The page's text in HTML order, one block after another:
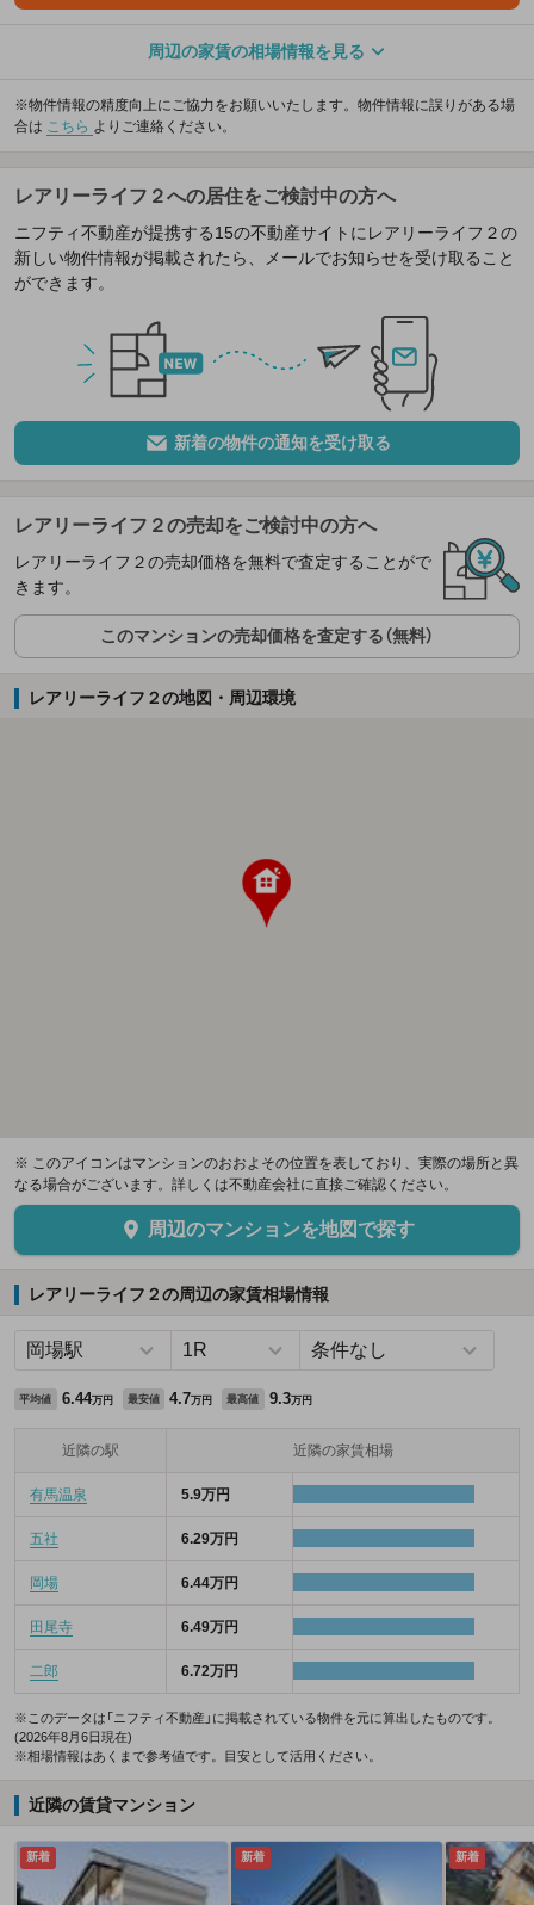
周辺の家賃の相場情報を見る
※物件情報の精度向上にご協力をお願いいたします。物件情報に誤りがある場
合は こちら よりご連絡ください。
レアリーライフ２への居住をご検討中の方へ
ニフティ不動産が提携する15の不動産サイトにレアリーライフ２の
新しい物件情報が掲載されたら、メールでお知らせを受け取ること
ができます。
新着の物件の通知を受け取る
レアリーライフ２の売却をご検討中の方へ
レアリーライフ２の売却価格を無料で査定することがで
きます。
このマンションの売却価格を査定する（無料）
レアリーライフ２の地図・周辺環境
※ このアイコンはマンションのおおよその位置を表しており、実際の場所と異
なる場合がございます。詳しくは不動産会社に直接ご確認ください。
周辺のマンションを地図で探す
レアリーライフ２の周辺の家賃相場情報
平均値 6.44万円 最安値 4.7万円 最高値 9.3万円
近隣の駅 近隣の家賃相場
有馬温泉 5.9万円
五社 6.29万円
岡場 6.44万円
田尾寺 6.49万円
二郎 6.72万円
※このデータは「ニフティ不動産」に掲載されている物件を元に算出したものです。
(2026年8月6日現在)
※相場情報はあくまで参考値です。目安として活用ください。
近隣の賃貸マンション
新着 新着 新着